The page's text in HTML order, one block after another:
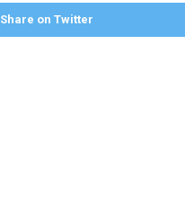
Share on Twitter